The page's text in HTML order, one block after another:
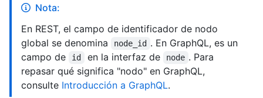
Nota:
En REST, el campo de identificador de nodo
global se denomina
node_id . En GraphQL, es un
campo de
id en la interfaz de node . Para
repasar qué significa "nodo" en GraphQL,
consulte Introducción a GraphQL.